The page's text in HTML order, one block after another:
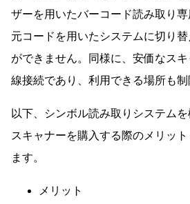
ザーを用いたバーコード読み取り
元コードを用いたシステムに切り
ができません。同様に、安価なス
線接続であり、利用できる場所も制
以下、シンボル読み取りシステム
スキャナーを購入する際のメリッ
ます。
メリット